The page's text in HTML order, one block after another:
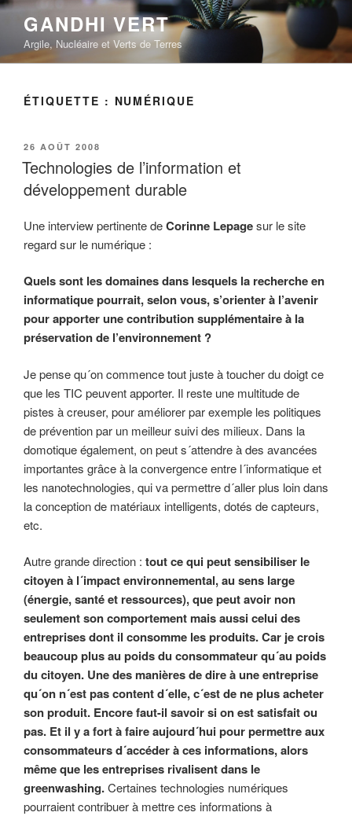
Aller
contenu
principal
GANDHI VERT
Argile, Nucléaire et Verts de Terres
ÉTIQUETTE : NUMÉRIQUE
PUBLIÉ
LE
26 AOÛT 2008
Technologies de l’information et
développement durable
Une interview pertinente deCorinne Lepagesur le site
regard sur le numérique :
Quels sont les domaines dans lesquels la recherche en
informatique pourrait, selon vous, s’orienter à l’avenir
pour apporter une contribution supplémentaire à la
préservation de l’environnement ?
Je pense qu´on commence tout juste à toucher du doigt ce
que les TIC peuvent apporter. Il reste une multitude de
pistes à creuser, pour améliorer par exemple les politiques
de prévention par un meilleur suivi des milieux. Dans la
domotique également, on peut s´attendre à des avancées
importantes grâce à la convergence entre l´informatique et
les nanotechnologies, qui va permettre d´aller plus loin dans
la conception de matériaux intelligents, dotés de capteurs,
etc.
Autre grande direction : tout ce qui peut sensibiliser le
citoyen à l´impact environnemental, au sens large
(énergie, santé et ressources), que peut avoir non
seulement son comportement mais aussi celui des
entreprises dont il consomme les produits. Car je crois
beaucoup plus au poids du consommateur qu´au poids
du citoyen. Une des manières de dire à une entreprise
qu´on n´est pas content d´elle, c´est de ne plus acheter
son produit. Encore faut-il savoir si on est satisfait ou
pas. Et il y a fort à faire aujourd´hui pour permettre aux
consommateurs d´accéder à ces informations, alors
même que les entreprises rivalisent dans le
greenwashing.Certaines technologies numériques
pourraient contribuer à mettre ces informations à